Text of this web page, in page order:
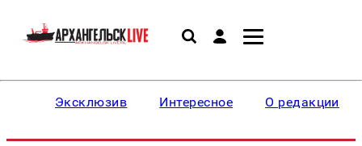
Эксклюзив Интересное О редакции